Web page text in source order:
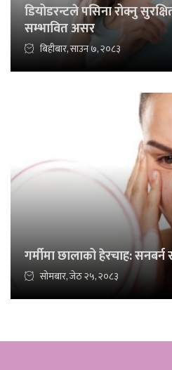
डियोडरन्टले पसिना रोक्नु
सम्भावित असर
बिहीबार, साउन ७, २०८३
गर्मीमा छालाको हेरचाह: सनबर्न
सोमबार, जेठ २५, २०८३